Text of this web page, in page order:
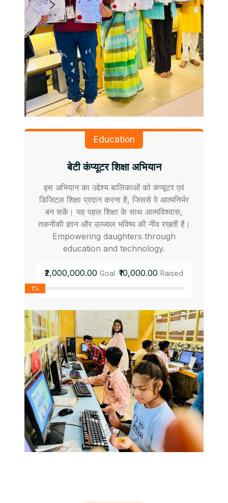
Education
बेटी कंप्यूटर शिक्षा अभियान
इस अभियान का उद्देश्य बालिकाओं को कंप्यूटर एवं
डिजिटल शिक्षा प्रदान करना है, जिससे वे आत्मनिर्भर
बन सकें। यह पहल शिक्षा के साथ आत्मविश्वास,
तकनीकी ज्ञान और उज्ज्वल भविष्य की नींव रखती है।
Empowering daughters through
education and technology.
₹2,000,000.00 Goal ₹10,000.00 Raised
1%